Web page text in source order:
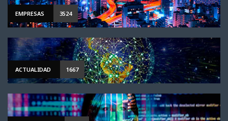
EMPRESAS 3524
ACTUALIDAD 1667